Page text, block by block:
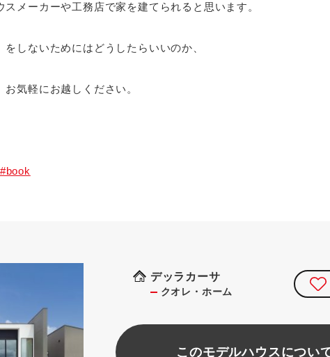
メーカーや工務店で家を建てられると思います。
しないためにはどうしたらいいのか、
気軽にお越しください。
デッラカーサ
クオレ・ホーム
このモデルハウスについ